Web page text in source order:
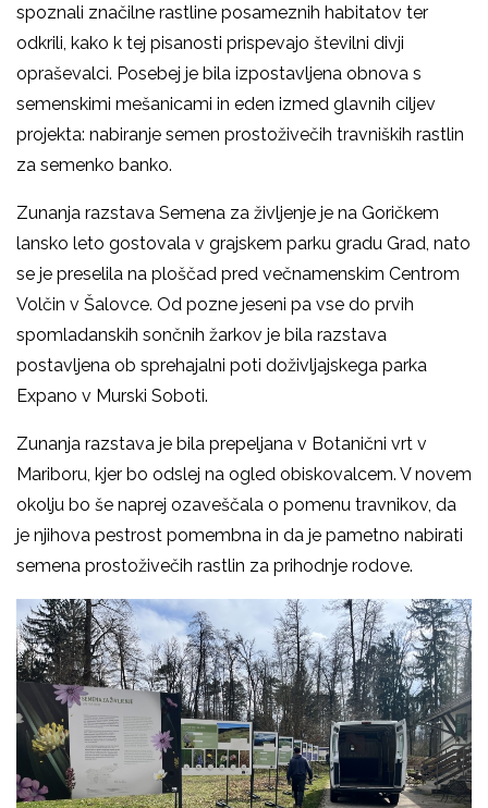
spoznali značilne rastline posameznih habitatov ter
odkrili, kako k tej pisanosti prispevajo številni divji
opraševalci. Posebej je bila izpostavljena obnova s
semenskimi mešanicami in eden izmed glavnih ciljev
projekta: nabiranje semen prostoživečih travniških rastlin
za semenko banko.
Zunanja razstava Semena za življenje je na Goričkem
lansko leto gostovala v grajskem parku gradu Grad, nato
se je preselila na ploščad pred večnamenskim Centrom
Volčin v Šalovce. Od pozne jeseni pa vse do prvih
spomladanskih sončnih žarkov je bila razstava
postavljena ob sprehajalni poti doživljajskega parka
Expano v Murski Soboti.
Zunanja razstava je bila prepeljana v Botanični vrt v
Mariboru, kjer bo odslej na ogled obiskovalcem. V novem
okolju bo še naprej ozaveščala o pomenu travnikov, da
je njihova pestrost pomembna in da je pametno nabirati
semena prostoživečih rastlin za prihodnje rodove.